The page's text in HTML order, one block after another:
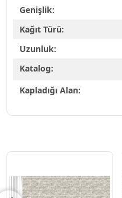
Genişlik:
Kağıt Türü:
Uzunluk:
Katalog:
Kapladığı Alan: